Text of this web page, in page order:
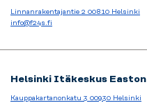
Linnanrakentajantie 2 00810 Helsinki
info@f24s.fi
Helsinki Itäkeskus Easton
Kauppakartanonkatu 3 00930 Helsinki